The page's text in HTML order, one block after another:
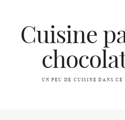
Cuisine
UN PEU DE CUISINE DANS CE